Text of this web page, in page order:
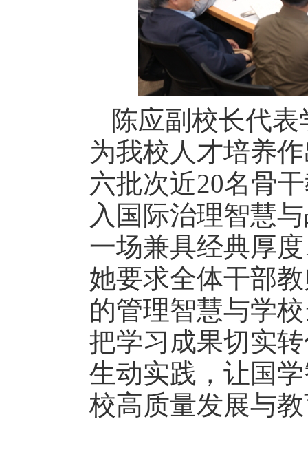
陈应副校长代
为我校人才培养
六批次近20名骨
入国际治理智慧
一场兼具经典厚
她要求全体干部
的管理智慧与学
把学习成果切实
生动实践，让国
校高质量发展与